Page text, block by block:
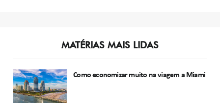
MATÉRIAS MAIS LIDAS
Como economizar muito na viagem a Miami